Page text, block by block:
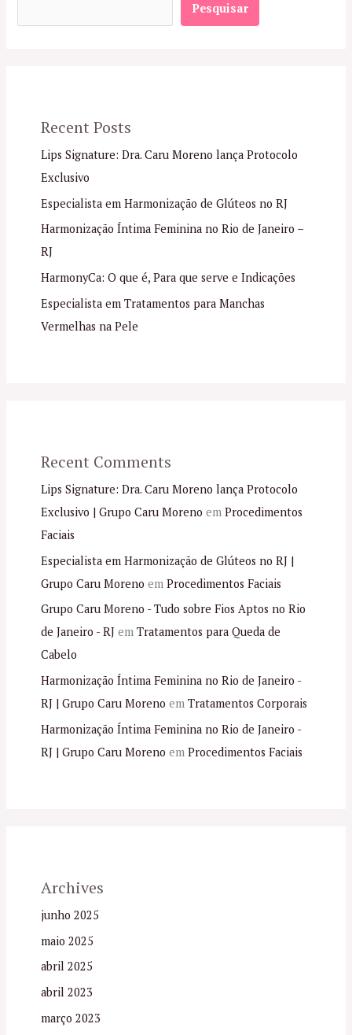
Pesquisar
Recent Posts
Lips Signature: Dra. Caru Moreno lança Protocolo
Exclusivo
Especialista em Harmonização de Glúteos no RJ
Harmonização Íntima Feminina no Rio de Janeiro –
RJ
HarmonyCa: O que é, Para que serve e Indicações
Especialista em Tratamentos para Manchas
Vermelhas na Pele
Recent Comments
Lips Signature: Dra. Caru Moreno lança Protocolo
Exclusivo | Grupo Caru Moreno em Procedimentos
Faciais
Especialista em Harmonização de Glúteos no RJ |
Grupo Caru Moreno em Procedimentos Faciais
Grupo Caru Moreno - Tudo sobre Fios Aptos no Rio
de Janeiro - RJem Tratamentos para Queda de
Cabelo
Harmonização Íntima Feminina no Rio de Janeiro -
RJ | Grupo Caru Moreno em Tratamentos Corporais
Harmonização Íntima Feminina no Rio de Janeiro -
RJ | Grupo Caru Moreno em Procedimentos Faciais
Archives
junho 2025
maio 2025
abril 2025
abril 2023
março 2023